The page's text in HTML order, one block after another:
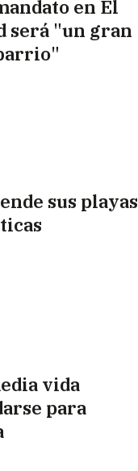
en El
será "un gran
sus playas
vida
para